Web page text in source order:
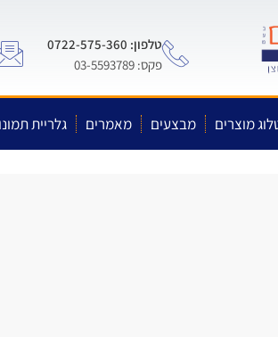
טלפון: 0722-575-360
פקס: 03-5593789
מוצרים מבצעים מאמרים גלריית